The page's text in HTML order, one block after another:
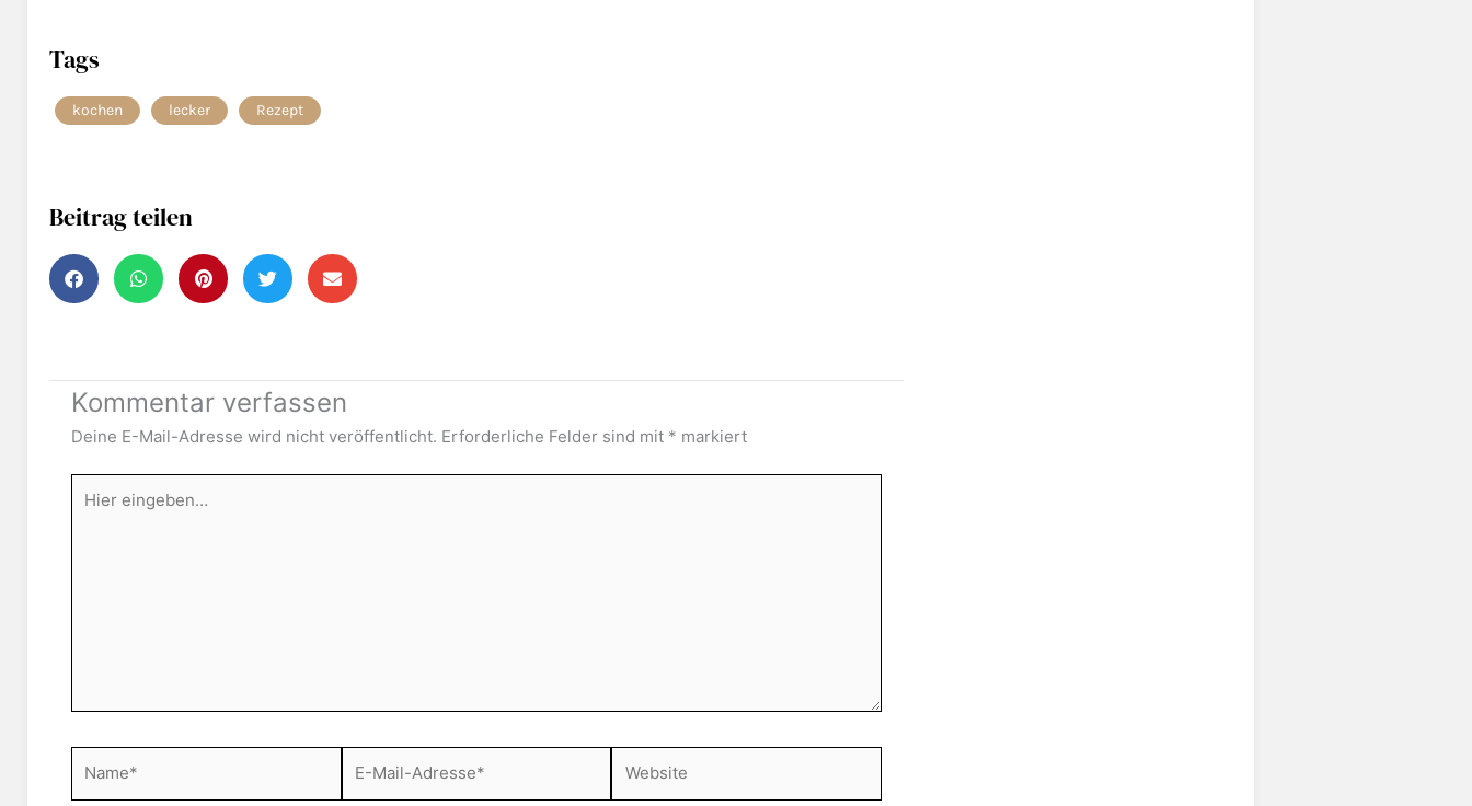
Tags
kochen lecker Rezept
Beitrag teilen
Kommentar verfassen
Deine E-Mail-Adresse wird nicht veröffentlicht. Erforderliche Felder sind mit * markiert
eingeben…
Mail-